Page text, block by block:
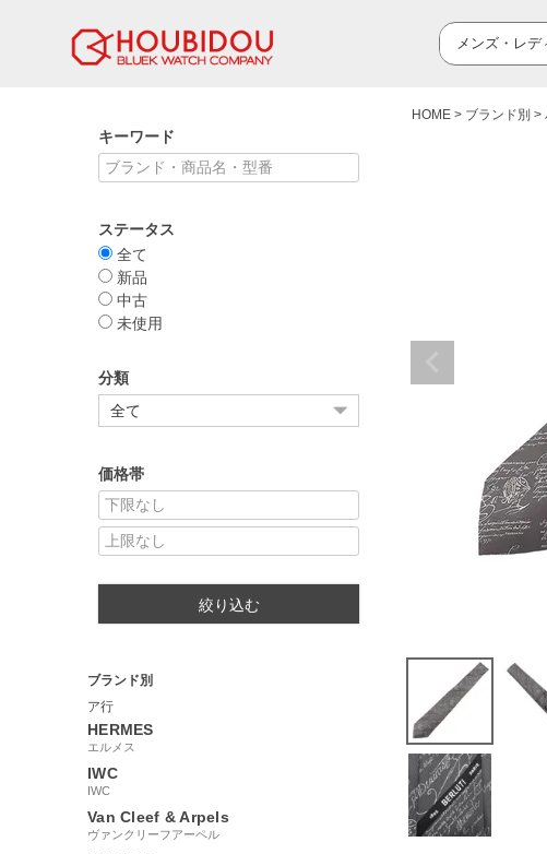
キーワード
ステータス
全て
新品
中古
未使用
分類
価格帯
絞り込む
ブランド別
ア行
HERMES
エルメス
IWC
IWC
Van Cleef & Arpels
ヴァンクリーフアーペル
HOME ブランド別